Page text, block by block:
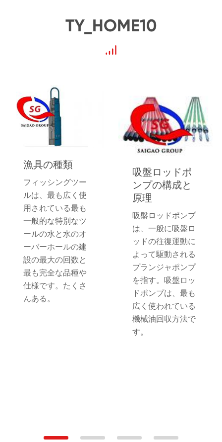
TY_HOME10
漁具の種類
フィッシングツー
ルは、最も広く使
用されている最も
一般的な特別なツ
ールの水と水のオ
ーバーホールの建
設の最大の回数と
最も完全な品種や
仕様です。たくさ
んある。
吸盤ロッドポ
ンプの構成と
原理
吸盤ロッドポンプ
は、一般に吸盤ロ
ッドの往復運動に
よって駆動される
プランジャポンプ
を指す。吸盤ロッ
ドポンプは、最も
広く使われている
機械油回収方法で
す。